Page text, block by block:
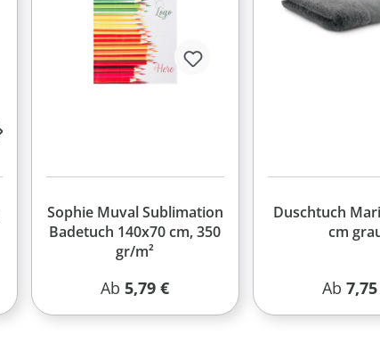
Sophie Muval Sublimation
Badetuch 140x70 cm, 350
gr/m²
Regulärer Preis:
Ab5,79 €
Duschtuch
cm
Ab